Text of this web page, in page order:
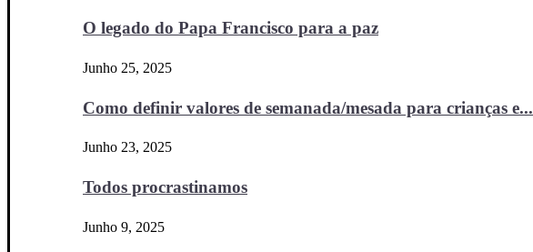
O legado do Papa Francisco para a paz
Junho 25, 2025
Como definir valores de semanada/mesada para crianças e...
Junho 23, 2025
Todos procrastinamos
Junho 9, 2025